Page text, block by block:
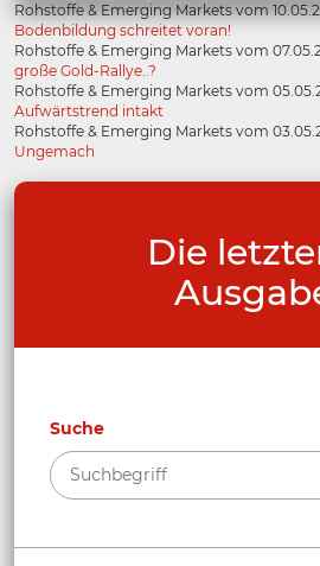
Rohstoffe & Emerging Markets vom
Bodenbildung schreitet voran!
Rohstoffe & Emerging Markets vom
große Gold-Rallye..?
Rohstoffe & Emerging Markets vom
Aufwärtstrend intakt
Rohstoffe & Emerging Markets vom
Ungemach
Die
Suche